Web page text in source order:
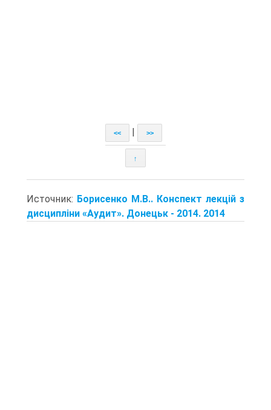
<< >>
↑
Источник: Борисенко М.В.. Конспект лекцій з
дисципліни «Аудит». Донецьк - 2014. 2014